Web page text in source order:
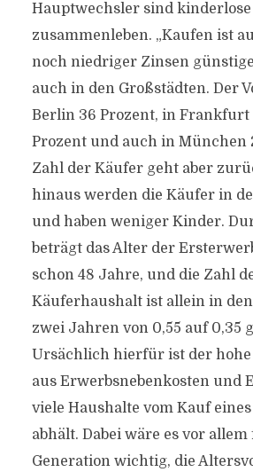
Hauptwechsler sind kinderlose
zusammenleben. „Kaufen ist
noch niedriger Zinsen
auch in den Großstädten. Der
Berlin 36 Prozent, in Frankfurt
Prozent und auch in München
Zahl der Käufer geht aber
hinaus werden die Käufer in
und haben weniger Kinder.
beträgt das Alter der
schon 48 Jahre, und die Zahl
Käuferhaushalt ist allein in
zwei Jahren von 0,55 auf 0,35
Ursächlich hierfür ist der
aus Erwerbsnebenkosten und
viele Haushalte vom Kauf
abhält. Dabei wäre es vor
Generation wichtig, die